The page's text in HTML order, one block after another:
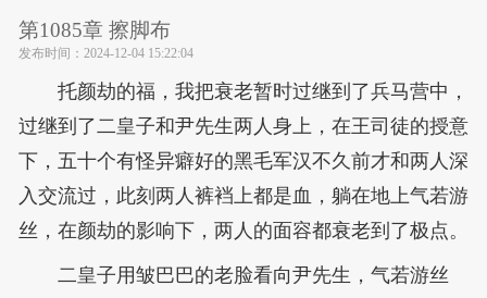
第1085章 擦脚布
发布时间： 2024-12-04 15:22:04
托颜劫的福，我把衰老暂时过继到了兵马营中，
过继到了二皇子和尹先生两人身上，在王司徒的授意
下，五十个有怪异癖好的黑毛军汉不久前才和两人深
入交流过，此刻两人裤裆上都是血，躺在地上气若游
丝，在颜劫的影响下，两人的面容都衰老到了极点。
二皇子用皱巴巴的老脸看向尹先生，气若游丝